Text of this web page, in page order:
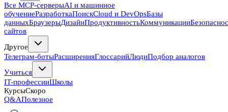
Все MCP-серверыAI и машинное
обучениеРазработкаПоискCloud и DevOpsБазы
данныхБраузерыДизайнПродуктивностьКоммуникации
сайтов
Другое
Телеграм-ботыРасширенияГлоссарийЛюдиПодбор аналогов
Учиться
IT-профессииШколы
КурсыСкоро
Q&AПолезное